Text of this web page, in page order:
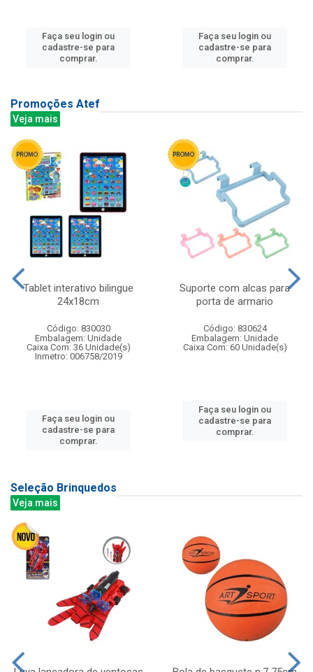
Faça seu login ou
cadastre-se para
comprar.
Faça seu login ou
cadastre-se para
comprar.
Promoções Atef
Veja mais
Tablet interativo bilingue
24x18cm
Código: 830030
Embalagem: Unidade
Caixa Com: 36 Unidade(s)
Inmetro: 006758/2019
Faça seu login ou
cadastre-se para
comprar.
Suporte com alcas para
porta de armario
Código: 830624
Embalagem: Unidade
Caixa Com: 60 Unidade(s)
Faça seu login ou
cadastre-se para
comprar.
Seleção Brinquedos
Veja mais